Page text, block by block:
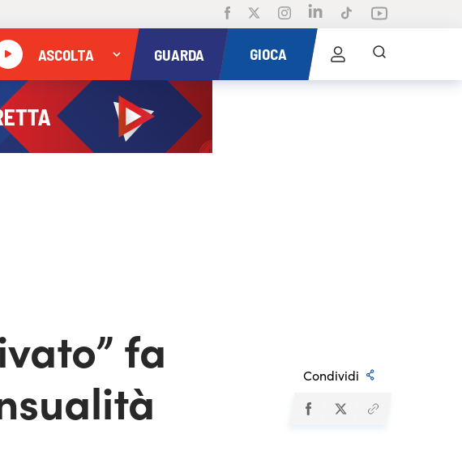
ASCOLTA GUARDA GIOCA
fa
Condividi